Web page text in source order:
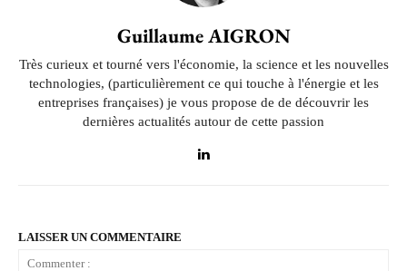
Guillaume AIGRON
Très curieux et tourné vers l'économie, la science et les nouvelles
technologies, (particulièrement ce qui touche à l'énergie et les
entreprises françaises) je vous propose de de découvrir les
dernières actualités autour de cette passion
LAISSER UN COMMENTAIRE